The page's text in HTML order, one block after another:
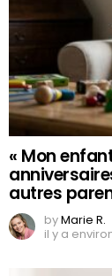
« Mon
autres
byMarie R.
il y a